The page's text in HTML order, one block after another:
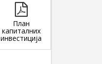
План
капиталних
инвестиција